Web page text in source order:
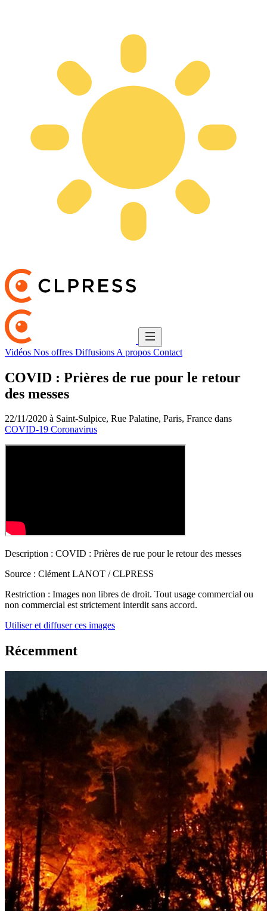
Vidéos Nos offres Diffusions A propos Contact
COVID : Prières de rue pour le retour
des messes
22/11/2020 à Saint-Sulpice, Rue Palatine, Paris, France dans
COVID-19 Coronavirus
Description : COVID : Prières de rue pour le retour des messes
Source : Clément LANOT / CLPRESS
Restriction : Images non libres de droit. Tout usage commercial ou
non commercial est strictement interdit sans accord.
Utiliser et diffuser ces images
Récemment